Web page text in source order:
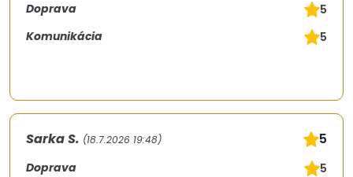
Doprava
5
Komunikácia
5
Sarka S. (18.7.2026 19:48) 5
Doprava
5